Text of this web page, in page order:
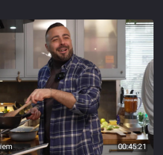
00:45:21